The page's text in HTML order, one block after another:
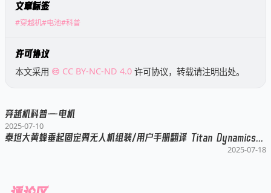
文章标签
#穿越机#电池#科普
许可协议
本文采用 CC BY-NC-ND 4.0 许可协议，转载请注明出处。
穿越机科普——电机
2025-07-10
泰坦大黄蜂垂起固定翼无人机组装/用户手册翻译 Titan Dynamics – Hornet VTOL
2025-07-18